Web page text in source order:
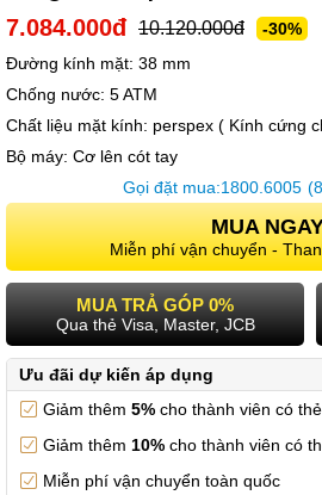
7.084.000đ 10.120.000đ
-30%
Đường kính mặt: 38 mm
Chống nước: 5 ATM
Chất liệu mặt kính: perspex ( Kính cứng
Bộ máy: Cơ lên cót tay
Gọi đặt mua:1800.6005
MUA
Miễn phí vận chuyển -
MUA TRẢ GÓP 0%
Qua thẻ Visa, Master, JCB
Ưu đãi dự kiến áp dụng
Giảm thêm 5% cho thành viên có
Giảm thêm 10% cho thành viên có
Miễn phí vận chuyển toàn quốc